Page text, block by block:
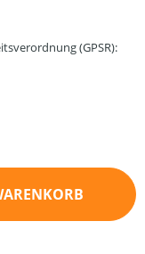
(GPSR):